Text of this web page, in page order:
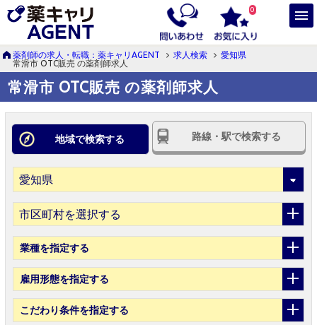
0
薬剤師の求人・転職：薬キャリAGENT 求人検索
愛知県
常滑市 OTC販売 の薬剤師求人
常滑市 OTC販売 の薬剤師求人
地域で検索する 路線・駅で検索する
市区町村を選択する
業種を指定する
雇用形態を指定する
こだわり条件を指定する